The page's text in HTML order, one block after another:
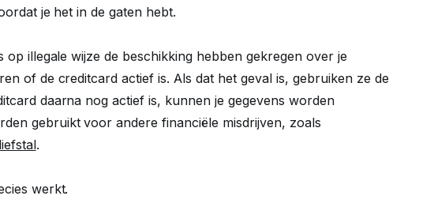
je het in de gaten hebt.
illegale wijze de beschikking hebben gekregen over je
of de creditcard actief is. Als dat het geval is, gebruiken ze de
daarna nog actief is, kunnen je gegevens worden
gebruikt voor andere financiële misdrijven, zoals
.
werkt.